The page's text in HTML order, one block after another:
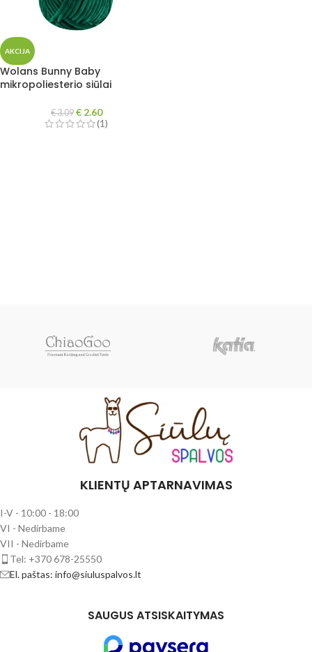
AKCIJA
Wolans Bunny Baby
mikropoliesterio siūlai
€3.09 €2.60
(1)
KLIENTŲ APTARNAVIMAS
I-V - 10:00 - 18:00
VI - Nedirbame
VII - Nedirbame
Tel: +370 678-25550
El. paštas: info@siuluspalvos.lt
SAUGUS ATSISKAITYMAS